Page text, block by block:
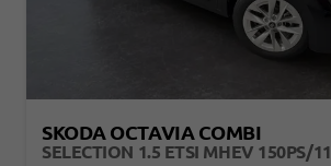
SKODA OCTAVIA COMBI